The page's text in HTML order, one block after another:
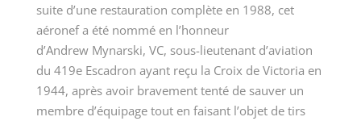
suite d’une restauration complète en 1988, cet
aéronef a été nommé en l’honneur
d’Andrew Mynarski, VC, sous-lieutenant d’aviation
du 419eEscadron ayant reçu la Croix de Victoria en
1944, après avoir bravement tenté de sauver un
membre d’équipage tout en faisant l’objet de tirs